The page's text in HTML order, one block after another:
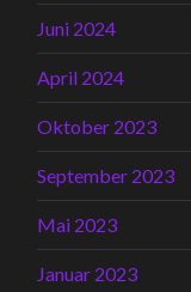
Juni 2024
April 2024
Oktober 2023
September 2023
Mai 2023
Januar 2023